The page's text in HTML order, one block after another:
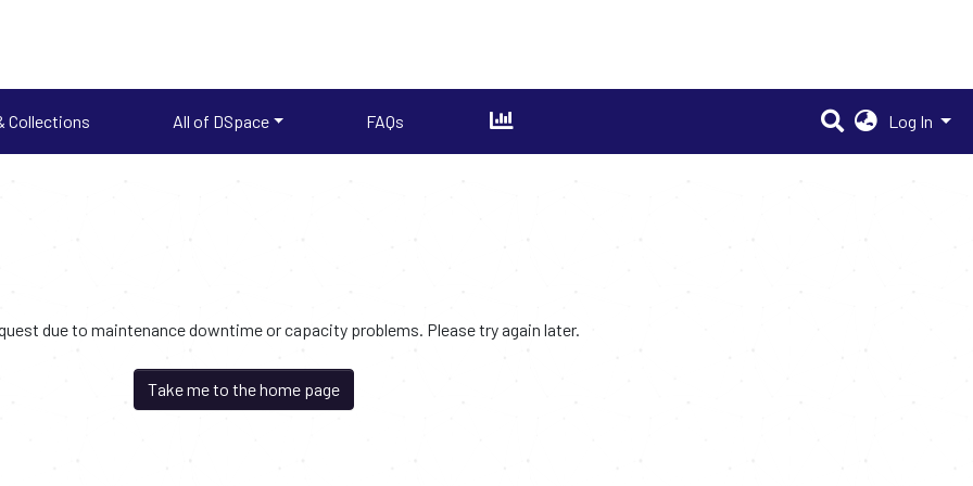
Collections All of DSpace FAQs Log In
due to maintenance downtime or capacity problems. Please try again later.
Take me to the home page